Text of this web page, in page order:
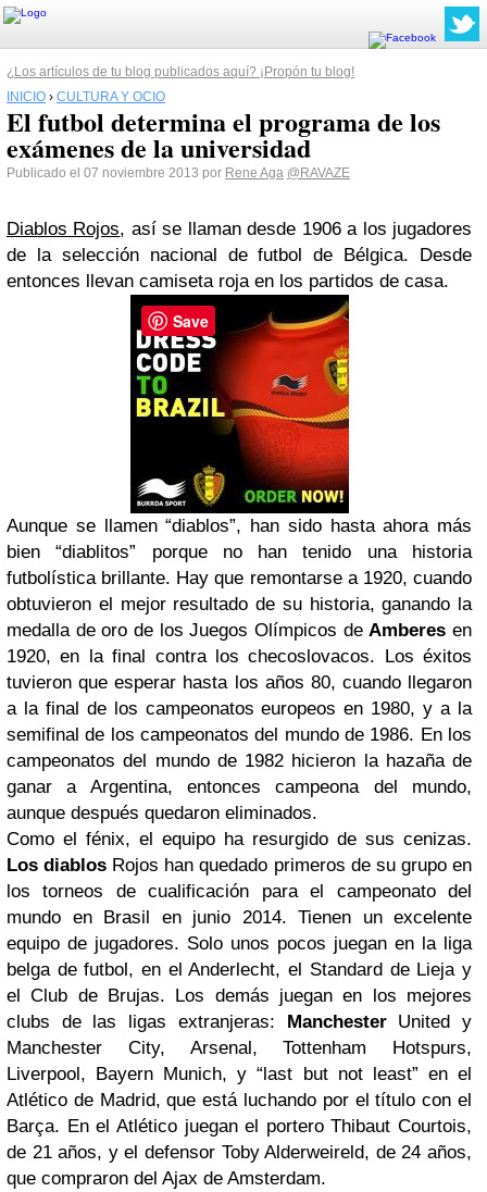
¿Los artículos de tu blog publicados aquí? ¡Propón tu blog!
INICIO › CULTURA Y OCIO
El futbol determina el programa de los
exámenes de la universidad
Publicado el 07 noviembre 2013 por Rene Aga @RAVAZE
Diablos Rojos, así se llaman desde 1906 a los jugadores
de la selección nacional de futbol de Bélgica. Desde
entonces llevan camiseta roja en los partidos de casa.
Aunque se llamen “diablos”, han sido hasta ahora más
bien “diablitos” porque no han tenido una historia
futbolística brillante. Hay que remontarse a 1920, cuando
obtuvieron el mejor resultado de su historia, ganando la
medalla de oro de los Juegos Olímpicos deAmberes en
1920, en la final contra los checoslovacos. Los éxitos
tuvieron que esperar hasta los años 80, cuando llegaron
a la final de los campeonatos europeos en 1980, y a la
semifinal de los campeonatos del mundo de 1986. En los
campeonatos del mundo de 1982 hicieron la hazaña de
ganar a Argentina, entonces campeona del mundo,
aunque después quedaron eliminados.
Como el fénix, el equipo ha resurgido de sus cenizas.
Los diablos Rojos han quedado primeros de su grupo en
los torneos de cualificación para el campeonato del
mundo en Brasil en junio 2014. Tienen un excelente
equipo de jugadores. Solo unos pocos juegan en la liga
belga de futbol, en el Anderlecht, el Standard de Lieja y
el Club de Brujas. Los demás juegan en los mejores
clubs de las ligas extranjeras: ManchesterUnited y
Manchester City, Arsenal, Tottenham Hotspurs,
Liverpool, Bayern Munich, y “last but not least” en el
Atlético de Madrid, que está luchando por el título con el
Barça. En el Atlético juegan el portero Thibaut Courtois,
de 21 años, y el defensor Toby Alderweireld, de 24 años,
que compraron del Ajax de Amsterdam.
Save